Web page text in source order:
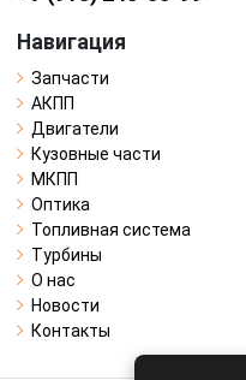
Навигация
Запчасти
АКПП
Двигатели
Кузовные части
МКПП
Оптика
Топливная система
Турбины
О нас
Новости
Контакты